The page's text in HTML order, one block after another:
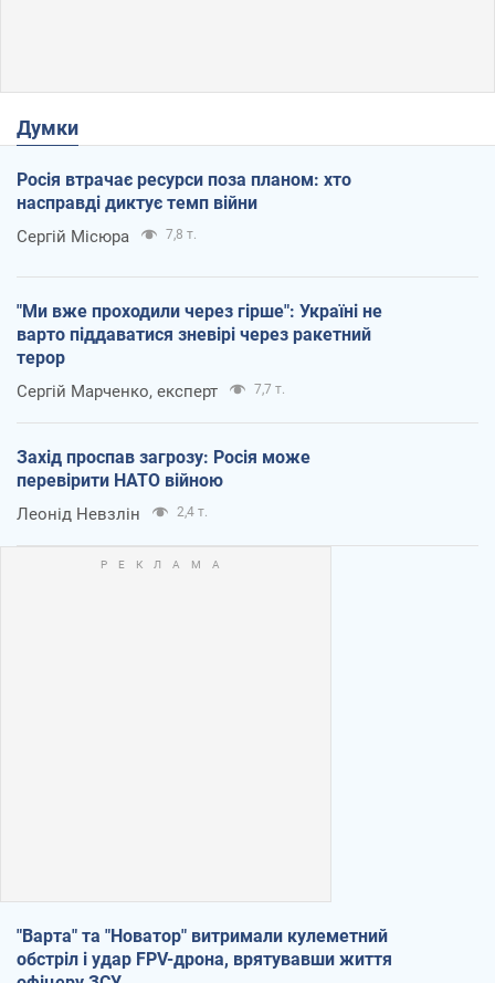
Думки
Росія втрачає ресурси поза планом: хто
насправді диктує темп війни
Сергій Місюра 7,8 т.
"Ми вже проходили через гірше": Україні не
варто піддаватися зневірі через ракетний
терор
Сергій Марченко, експерт 7,7 т.
Захід проспав загрозу: Росія може
перевірити НАТО війною
Леонід Невзлін 2,4 т.
"Варта" та "Новатор" витримали кулеметний
обстріл і удар FPV-дрона, врятувавши життя